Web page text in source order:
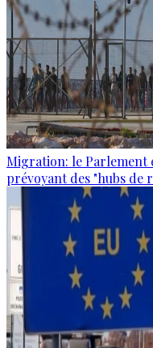
Migration: le Parlement
prévoyant des "hubs de